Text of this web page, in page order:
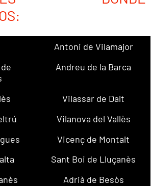
Antoni de Vilamajor
Andreu de la Barca
Vilassar de Dalt
Vilanova del Vallès
Vicenç de Montalt
Sant Boi de Lluçanès
Adrià de Besòs